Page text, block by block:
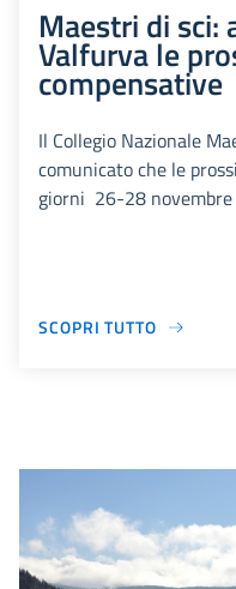
Maestri di sci:
Valfurva le
compensative
Il Collegio Nazionale
comunicato che le
giorni 26-28
SCOPRI TUTTO